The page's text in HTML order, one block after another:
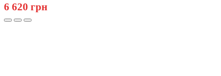
6 620 грн